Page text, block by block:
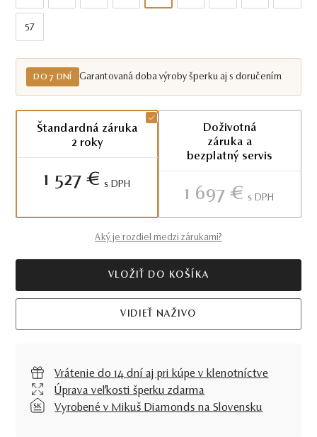
57
DO 7 DNÍ Garantovaná doba výroby šperku aj s doručením
Štandardná záruka
2 roky
1 527 € S DPH
Doživotná
záruka a
bezplatný servis
1 697 € S DPH
Aký je rozdiel medzi zárukami?
VLOŽIŤ DO KOŠÍKA
VIDIEŤ NAŽIVO
Vrátenie do 14 dní aj pri kúpe v klenotníctve
Úprava veľkosti šperku zdarma
Vyrobené v Mikuš Diamonds na Slovensku